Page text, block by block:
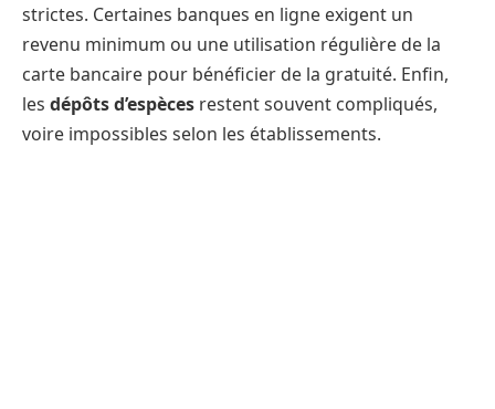
strictes. Certaines banques en ligne exigent un
revenu minimum ou une utilisation régulière de la
carte bancaire pour bénéficier de la gratuité. Enfin,
les dépôts d’espèces restent souvent compliqués,
voire impossibles selon les établissements.